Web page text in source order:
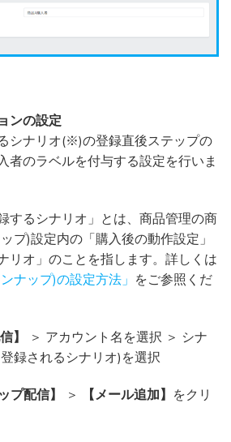
ンの設定
シナリオ(※)の登録直後ステップの
者のラベルを付与する設定を行いま
するシナリオ」とは、商品管理の商
プ)設定内の「購入後の動作設定」
リオ」のことを指します。詳しくは
ナップ)の設定方法」 をご参照くだ
】
＞ アカウント名を選択 ＞ シナ
録されるシナリオ)を選択
プ配信】 ＞ 【メール追加】 をクリ